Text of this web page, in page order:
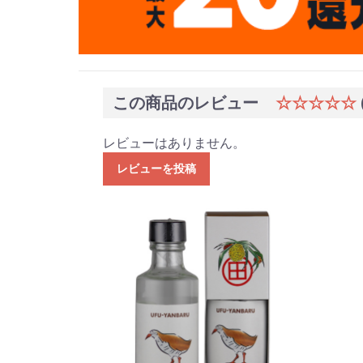
この商品のレビュー ☆☆☆☆☆
レビューはありません。
レビューを投稿